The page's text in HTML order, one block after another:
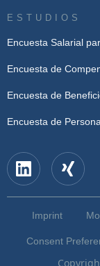
ESTUDIOS
Encuesta Salarial
Encuesta de
Encuesta de
Encuesta de
Imprint
Consent